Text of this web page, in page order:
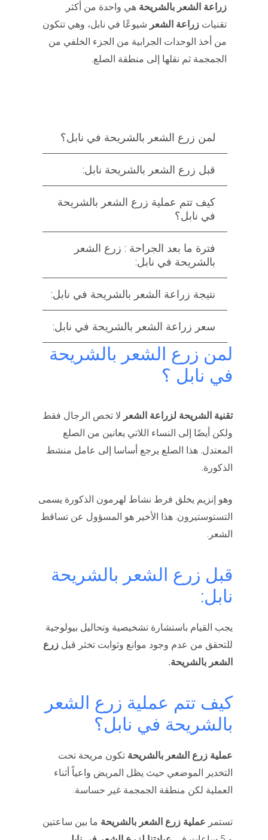
زراعة الشعر بالشريحة هي واحدة من أكثر
تقنيات زراعة الشعر شيوعًا في نابل، وهي تتكون
من أخذ الوحدات الجرابية من الجزء الخلفي من
الجمجمة ثم نقلها إلى منطقة الصلع.
لمن زرع الشعر بالشريحة في نابل؟
قبل زرع الشعر بالشريحة نابل:
كيف تتم عملية زرع الشعر بالشريحة
في نابل؟
فترة ما بعد الجراحة : زرع الشعر
بالشريحة في نابل:
نتيجة زراعة الشعر بالشريحة في نابل:
سعر زراعة الشعر بالشريحة في نابل:
لمن زرع الشعر بالشريحة
في نابل ؟
تقنية الشريحة لزراعة الشعر لا تخص الرجال فقط
ولكن أيضًا إلى النساء اللاتي يعانين من الصلع
المعتدل. هذا الصلع يرجع أساسا إلى عامل منشط
الذكورة.
وهو إنزيم يخلق فرط نشاط لهرمون الذكورة يسمى
التستوستيرون. هذا الأخير هو المسؤول عن تساقط
الشعر.
قبل زرع الشعر بالشريحة
نابل:
يجب القيام باستشارة تشخيصية وتحاليل بيولوجية
للتحقق من عدم وجود موانع وثوابت تخثر قبل زرع
الشعر بالشريحة.
كيف تتم عملية زرع الشعر
بالشريحة في نابل؟
عملية زرع الشعر بالشريحة تكون مريحة تحت
التخدير الموضعي حيث يظل المريض واعياً أثناء
العملية لكن منطقة الجمجمة غير حساسة.
تستمر عملية زرع الشعر بالشريحة ما بين ساعتين